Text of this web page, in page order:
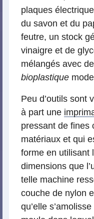
plaques
du savon et du
feutre, un stock
vinaigre et de
mélangés avec
bioplastique
Peu d’outils sont
à part une
pressant de fines
matériaux et qui
forme en utilisant
dimensions que
telle machine
couche de nylon
qu’elle